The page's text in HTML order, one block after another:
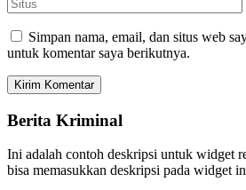
Simpan nama, email, dan situs web
untuk komentar saya berikutnya.
Berita Kriminal
Ini adalah contoh deskripsi untuk widget
bisa memasukkan deskripsi pada widget